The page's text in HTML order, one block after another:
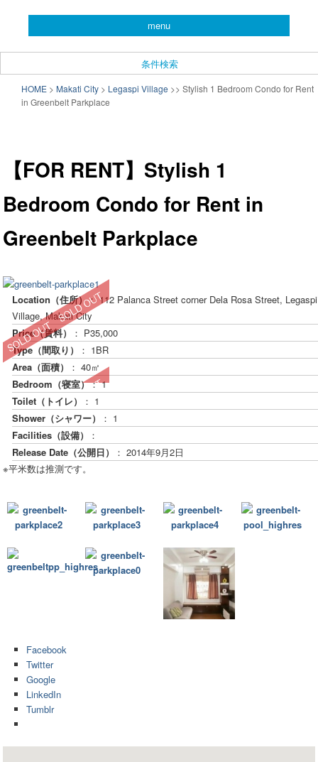
CONDO SEARCH in MAKATI.
フィリピン不動産検索サイト
「こんどマカティね！」
you can search almost condominiums around makati city. フィリピン経済の
中心地マカティ周辺の不動産投資情報です。
menu
条件検索
メインコンテンツへ移動
サブコンテンツへ移動
HOME > Makati City > Legaspi Village >> Stylish 1 Bedroom Condo for Rent
in Greenbelt Parkplace
【FOR RENT】 Stylish 1
Bedroom Condo for Rent in
Greenbelt Parkplace
Location（住所）： 112 Palanca Street corner Dela Rosa Street, Legaspi
Village, Makati City
Price（賃料）
： P35,000
Type（間取り）
： 1BR
Area（面積）
： 40㎡
Bedroom（寝室）： 1
Toilet（トイレ）
： 1
Shower（シャワー）
： 1
Facilities（設備）
：
Release Date（公開日）
：2014年9月2日
※平米数は推測です。
Facebook
Twitter
Google
LinkedIn
Tumblr